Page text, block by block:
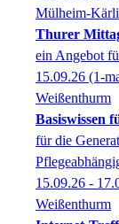
Mülheim-
Thurer
ein Angebot
15.09.26 (1-
Weißenthurm
Basiswissen
für die
15.09.26 -
Weißenthurm